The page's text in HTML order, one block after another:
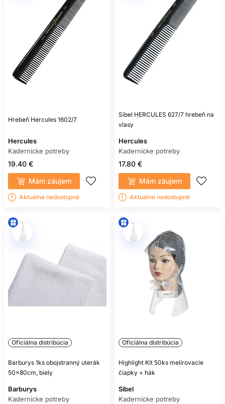
Hrebeň Hercules 1602/7
Hercules
Kadernícke potreby
19.40 €
Mám záujem
Aktuálne nedostupné
Sibel HERCULES 627/7 hrebeň na
vlasy
Hercules
Kadernícke potreby
17.80 €
Mám záujem
Aktuálne nedostupné
Oficiálna distribúcia
Barburys 1ks obojstranný uterák
50x80cm, biely
Barburys
Kadernícke potreby
Oficiálna distribúcia
Highlight Kit 50ks melírovacie
čiapky + hák
Sibel
Kadernícke potreby